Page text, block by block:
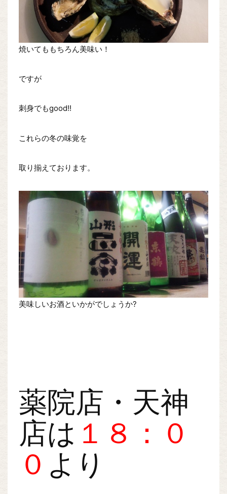
焼いてももちろん美味い！
ですが
刺身でもgood!!
これらの冬の味覚を
取り揃えております。
美味しいお酒といかがでしょうか?
薬院店・天神
店は １８：０
０ より